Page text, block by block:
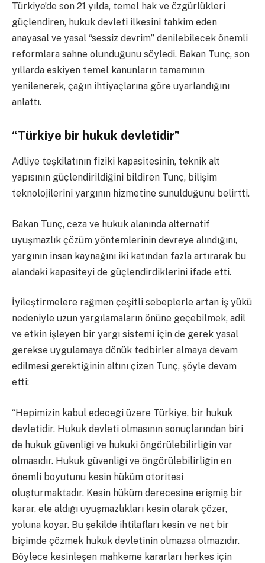
Türkiye’de son 21 yılda, temel hak ve özgürlükleri
güçlendiren, hukuk devleti ilkesini tahkim eden
anayasal ve yasal “sessiz devrim” denilebilecek önemli
reformlara sahne olunduğunu söyledi. Bakan Tunç, son
yıllarda eskiyen temel kanunların tamamının
yenilenerek, çağın ihtiyaçlarına göre uyarlandığını
anlattı.
“Türkiye bir hukuk devletidir”
Adliye teşkilatının fiziki kapasitesinin, teknik alt
yapısının güçlendirildiğini bildiren Tunç, bilişim
teknolojilerini yargının hizmetine sunulduğunu belirtti.
Bakan Tunç, ceza ve hukuk alanında alternatif
uyuşmazlık çözüm yöntemlerinin devreye alındığını,
yargının insan kaynağını iki katından fazla artırarak bu
alandaki kapasiteyi de güçlendirdiklerini ifade etti.
İyileştirmelere rağmen çeşitli sebeplerle artan iş yükü
nedeniyle uzun yargılamaların önüne geçebilmek, adil
ve etkin işleyen bir yargı sistemi için de gerek yasal
gerekse uygulamaya dönük tedbirler almaya devam
edilmesi gerektiğinin altını çizen Tunç, şöyle devam
etti:
“Hepimizin kabul edeceği üzere Türkiye, bir hukuk
devletidir. Hukuk devleti olmasının sonuçlarından biri
de hukuk güvenliği ve hukuki öngörülebilirliğin var
olmasıdır. Hukuk güvenliği ve öngörülebilirliğin en
önemli boyutunu kesin hüküm otoritesi
oluşturmaktadır. Kesin hüküm derecesine erişmiş bir
karar, ele aldığı uyuşmazlıkları kesin olarak çözer,
yoluna koyar. Bu şekilde ihtilafları kesin ve net bir
biçimde çözmek hukuk devletinin olmazsa olmazıdır.
Böylece kesinleşen mahkeme kararları herkes için